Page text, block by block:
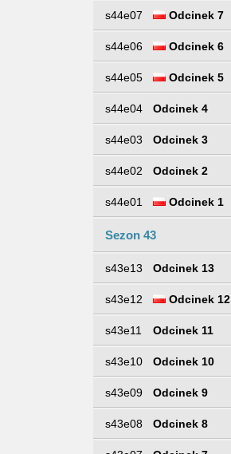
s44e07 Odcinek 7
s44e06 Odcinek 6
s44e05 Odcinek 5
s44e04 Odcinek 4
s44e03 Odcinek 3
s44e02 Odcinek 2
s44e01 Odcinek 1
Sezon 43
s43e13 Odcinek 13
s43e12 Odcinek 12
s43e11 Odcinek 11
s43e10 Odcinek 10
s43e09 Odcinek 9
s43e08 Odcinek 8